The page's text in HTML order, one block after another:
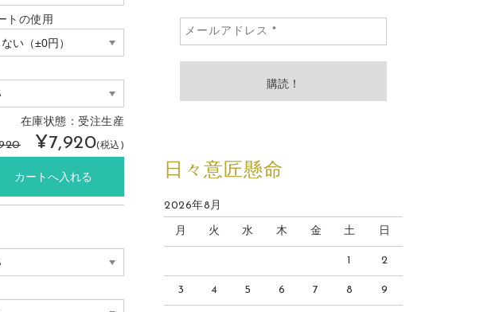
トの使用
在庫状態：受注生産
¥7,920(税込)
日々意匠懸命
2026年8月
月 火 水 木 金 土 日
1 2
3 4 5 6 7 8 9